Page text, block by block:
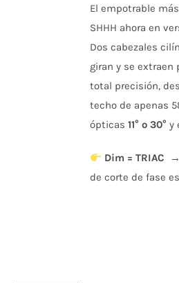
VARIANTES.El empotrable
SHHH ahora en
Dos cabezales
giran y se extraen
total precisión,
techo de apenas
ópticas11° o 30° y
Dim = TRIAC →
de corte de fase